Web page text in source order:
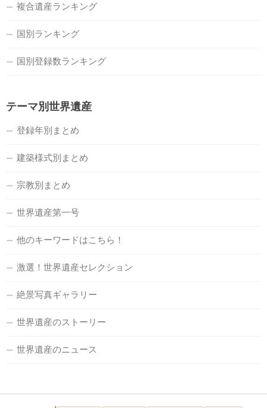
複合遺産ランキング
国別ランキング
国別登録数ランキング
テーマ別世界遺産
登録年別まとめ
建築様式別まとめ
宗教別まとめ
世界遺産第一号
他のキーワードはこちら！
激選！世界遺産セレクション
絶景写真ギャラリー
世界遺産のストーリー
世界遺産のニュース